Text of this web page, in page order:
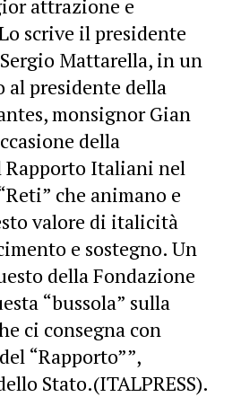
attrazione e
scrive il presidente
Mattarella, in un
al presidente della
monsignor Gian
della
Rapporto Italiani nel
che animano e
valore di italicità
e sostegno. Un
della Fondazione
“bussola” sulla
ci consegna con
“Rapporto””,
Stato.(ITALPRESS).